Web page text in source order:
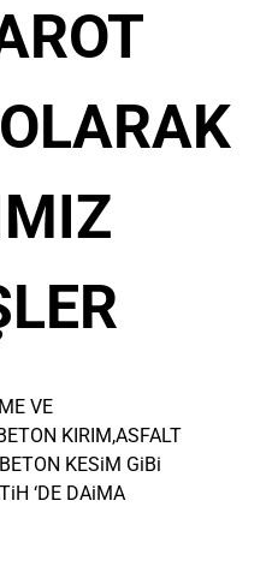
OLARAK
VE
KIRIM,ASFALT
KESiM GiBi
‘DE DAiMA